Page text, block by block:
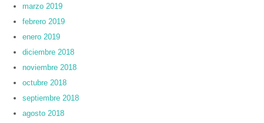
marzo 2019
febrero 2019
enero 2019
diciembre 2018
noviembre 2018
octubre 2018
septiembre 2018
agosto 2018